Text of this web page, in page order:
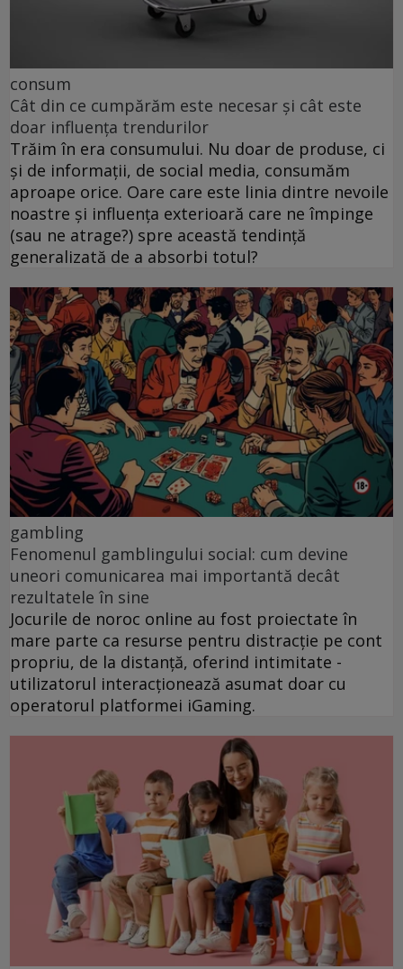
consum
Cât din ce cumpărăm este necesar și cât este
doar influența trendurilor
Trăim în era consumului. Nu doar de produse, ci
și de informații, de social media, consumăm
aproape orice. Oare care este linia dintre nevoile
noastre și influența exterioară care ne împinge
(sau ne atrage?) spre această tendință
generalizată de a absorbi totul?
gambling
Fenomenul gamblingului social: cum devine
uneori comunicarea mai importantă decât
rezultatele în sine
Jocurile de noroc online au fost proiectate în
mare parte ca resurse pentru distracție pe cont
propriu, de la distanță, oferind intimitate -
utilizatorul interacționează asumat doar cu
operatorul platformei iGaming.